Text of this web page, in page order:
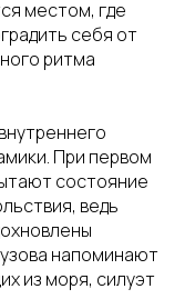
местом, где
себя от
ритма
При первом
состояние
ведь
напоминают
из моря, силуэт